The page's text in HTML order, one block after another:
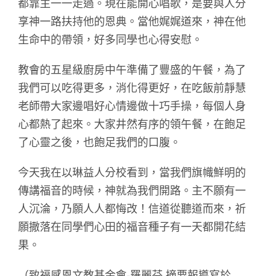
都靠主一一走過。現在能開心唱歌，是要與人分
享神一路扶持他的恩典。當他娓娓道來，神在他
生命中的帶領，好多同學也心得安慰。
教會的五星級廚房中午準備了豐盛的午餐，為了
我們可以吃得更多，消化得更好，在吃飯前靜慧
老師帶大家邊唱好心情邊做十巧手操，每個人身
心都熱了起來。大家井然有序的領午餐，在飽足
了心靈之後，也飽足我們的口腹。
今天我在以琳益人分校看到，當我們旗幟鮮明的
傳講福音的時候，神就為我們開路。主不願有一
人沉淪，乃願人人都悔改！信道從聽道而來，祈
願撒落在同學們心田的福音種子有一天都開花結
果。